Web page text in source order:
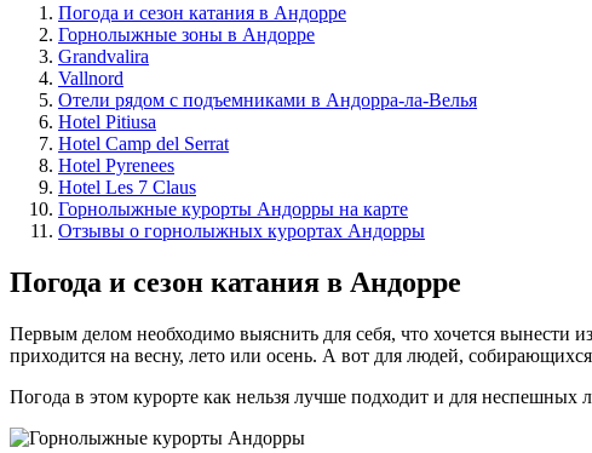
Погода и сезон катания в Андорре
Горнолыжные зоны в Андорре
Grandvalira
Vallnord
Отели рядом с подъемниками в Андорра-ла-Велья
Hotel Pitiusa
Hotel Camp del Serrat
Hotel Pyrenees
Hotel Les 7 Claus
Горнолыжные курорты Андорры на карте
Отзывы о горнолыжных курортах Андорры
Погода и сезон катания в Андорре
Первым делом необходимо выяснить для себя, что хочется
приходится на весну, лето или осень. А вот для людей,
Погода в этом курорте как нельзя лучше подходит и для